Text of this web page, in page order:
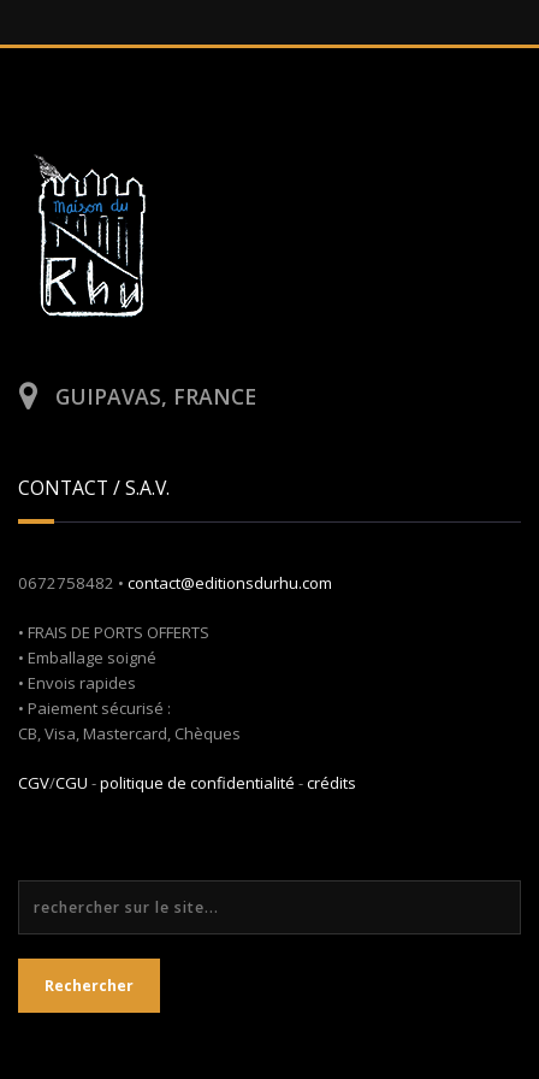
GUIPAVAS, FRANCE
CONTACT / S.A.V.
0672758482 • contact@editionsdurhu.com
• FRAIS DE PORTS OFFERTS
• Emballage soigné
• Envois rapides
• Paiement sécurisé :
CB, Visa, Mastercard, Chèques
CGV/CGU -politique de confidentialité -crédits
Rechercher